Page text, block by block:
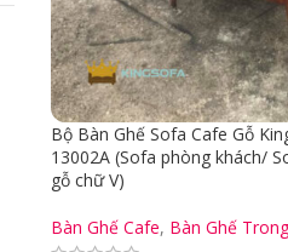
Bộ Bàn Ghế Sofa Cafe Gỗ
13002A (Sofa phòng khách/
gỗ chữ V)
Bàn Ghế Cafe, Bàn Ghế